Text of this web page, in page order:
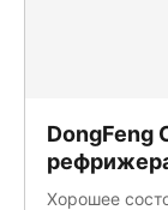
DongFeng
Хорошее